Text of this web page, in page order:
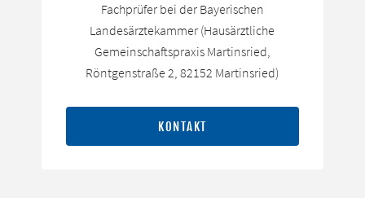
Fachprüfer bei der Bayerischen
Landesärztekammer (Hausärztliche
Gemeinschaftspraxis Martinsried,
Röntgenstraße 2, 82152 Martinsried)
KONTAKT